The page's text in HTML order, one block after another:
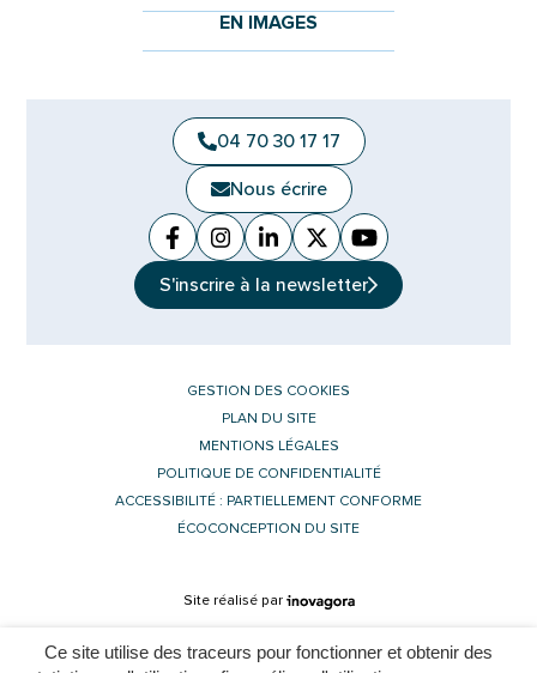
Ce site utilise des traceurs pour fonctionner et obtenir des
EN IMAGES
04 70 30 17 17
Nous écrire
Facebook
(ouverture dans un nouvel onglet)
Instagram
(ouverture dans un nouvel
Linkedin
(ouverture dans un nouvel
X (Twitter)
(ouverture dans un
YouTube
(ouverture dans
S'inscrire à la newsletter
GESTION DES COOKIES
PLAN DU SITE
MENTIONS LÉGALES
POLITIQUE DE CONFIDENTIALITÉ
ACCESSIBILITÉ : PARTIELLEMENT CONFORME
ÉCOCONCEPTION DU SITE
Site réalisé par Inovagora (ouverture dans un nouvel